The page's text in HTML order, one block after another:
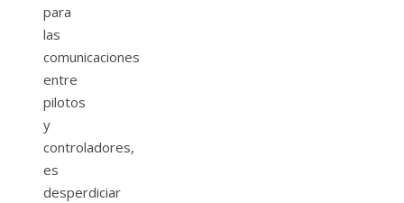
para
las
comunicaciones
entre
pilotos
y
controladores,
es
desperdiciar